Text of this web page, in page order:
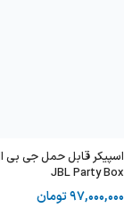
JBL Party Box
97,000,000تومان